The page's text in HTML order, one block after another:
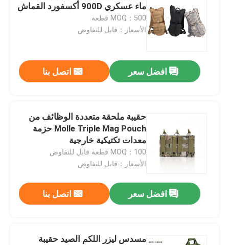
مسكن
معلومات عنا
مراقبة الجودة
اتصل بنا
ماء عسكري 900D أكسفورد القماش
MOQ：500 قطعة
الأسعار：قابل للتفاوض
افضل سعر اتصل بنا
حقيبة ملحقة متعددة الوظائف من
Molle Triple Mag Pouch حزمة
معدات تكتيكية خارجية
MOQ：100 قطعة قابل للتفاوض
الأسعار：قابل للتفاوض
افضل سعر اتصل بنا
مسدس ليزر اللكم الصيد حقيبة